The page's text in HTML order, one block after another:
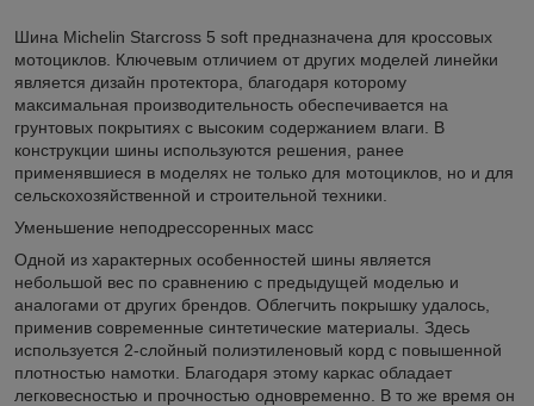
Шина Michelin Starcross 5 soft предназначена для кроссовых
мотоциклов. Ключевым отличием от других моделей линейки
является дизайн протектора, благодаря которому
максимальная производительность обеспечивается на
грунтовых покрытиях с высоким содержанием влаги. В
конструкции шины используются решения, ранее
применявшиеся в моделях не только для мотоциклов, но и для
сельскохозяйственной и строительной техники.
Уменьшение неподрессоренных масс
Одной из характерных особенностей шины является
небольшой вес по сравнению с предыдущей моделью и
аналогами от других брендов. Облегчить покрышку удалось,
применив современные синтетические материалы. Здесь
используется 2-слойный полиэтиленовый корд с повышенной
плотностью намотки. Благодаря этому каркас обладает
легковесностью и прочностью одновременно. В то же время он